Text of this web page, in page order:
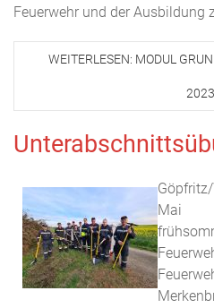
Feuerwehr und der Ausbildung
WEITERLESEN: MODUL
2023
Mai